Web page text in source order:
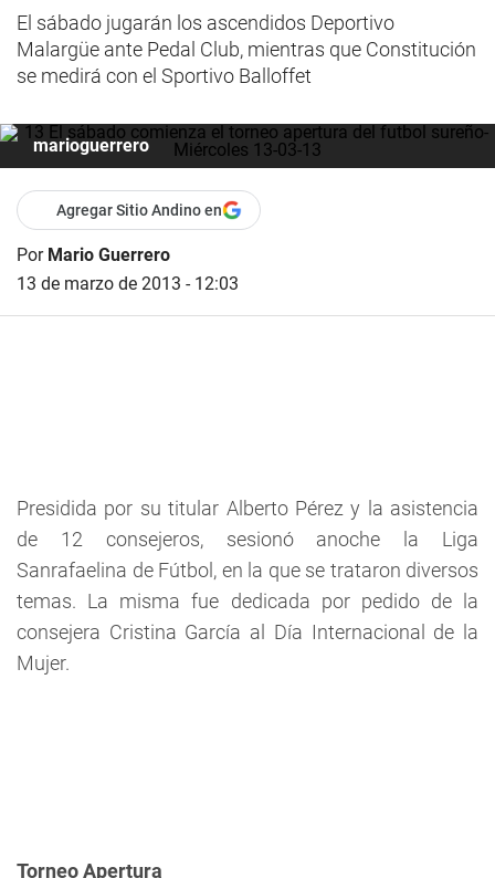
El sábado jugarán los ascendidos Deportivo
Malargüe ante Pedal Club, mientras que Constitución
se medirá con el Sportivo Balloffet
marioguerrero
Agregar Sitio Andino en
Por Mario Guerrero
13 de marzo de 2013 - 12:03
Presidida por su titular Alberto Pérez y la asistencia
de 12 consejeros, sesionó anoche la Liga
Sanrafaelina de Fútbol, en la que se trataron diversos
temas. La misma fue dedicada por pedido de la
consejera Cristina García al Día Internacional de la
Mujer.
Torneo Apertura